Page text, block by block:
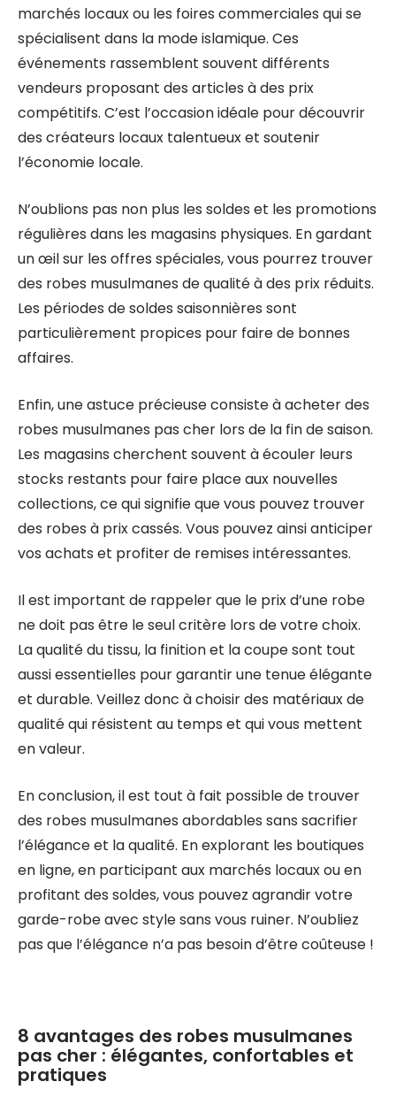
marchés locaux ou les foires commerciales qui se
spécialisent dans la mode islamique. Ces
événements rassemblent souvent différents
vendeurs proposant des articles à des prix
compétitifs. C’est l’occasion idéale pour découvrir
des créateurs locaux talentueux et soutenir
l’économie locale.
N’oublions pas non plus les soldes et les promotions
régulières dans les magasins physiques. En gardant
un œil sur les offres spéciales, vous pourrez trouver
des robes musulmanes de qualité à des prix réduits.
Les périodes de soldes saisonnières sont
particulièrement propices pour faire de bonnes
affaires.
Enfin, une astuce précieuse consiste à acheter des
robes musulmanes pas cher lors de la fin de saison.
Les magasins cherchent souvent à écouler leurs
stocks restants pour faire place aux nouvelles
collections, ce qui signifie que vous pouvez trouver
des robes à prix cassés. Vous pouvez ainsi anticiper
vos achats et profiter de remises intéressantes.
Il est important de rappeler que le prix d’une robe
ne doit pas être le seul critère lors de votre choix.
La qualité du tissu, la finition et la coupe sont tout
aussi essentielles pour garantir une tenue élégante
et durable. Veillez donc à choisir des matériaux de
qualité qui résistent au temps et qui vous mettent
en valeur.
En conclusion, il est tout à fait possible de trouver
des robes musulmanes abordables sans sacrifier
l’élégance et la qualité. En explorant les boutiques
en ligne, en participant aux marchés locaux ou en
profitant des soldes, vous pouvez agrandir votre
garde-robe avec style sans vous ruiner. N’oubliez
pas que l’élégance n’a pas besoin d’être coûteuse !
8 avantages des robes musulmanes
pas cher : élégantes, confortables et
pratiques